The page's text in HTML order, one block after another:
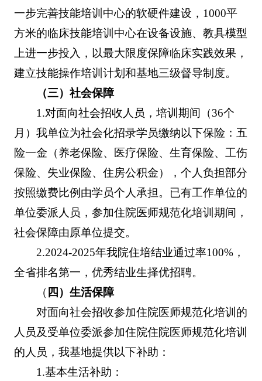
一步完善技能培训中心的软硬件建设，1000平
方米的临床技能培训中心在设备设施、教具模型
上进一步投入，以最大限度保障临床实践效果，
建立技能操作培训计划和基地三级督导制度。
（三）社会保障
1.对面向社会招收人员，培训期间（36个
月）我单位为社会化招录学员缴纳以下保险：五
险一金（养老保险、医疗保险、生育保险、工伤
保险、失业保险、住房公积金），个人负担部分
按照缴费比例由学员个人承担。已有工作单位的
单位委派人员，参加住院医师规范化培训期间，
社会保障由原单位提交。
2.2024-2025年我院住培结业通过率100%，
全省排名第一，优秀结业生择优招聘。
（ 四）生活保障
对面向社会招收参加住院医师规范化培训的
人员及受单位委派参加住院住院医师规范化培训
的人员，我基地提供以下补助：
1.基本生活补助：